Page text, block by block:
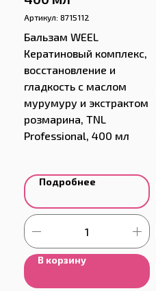
Артикул: 8715112
Бальзам WEEL
Кератиновый комплекс,
восстановление и
гладкость с маслом
мурумуру и экстрактом
розмарина, TNL
Professional, 400 мл
Подробнее
В корзину